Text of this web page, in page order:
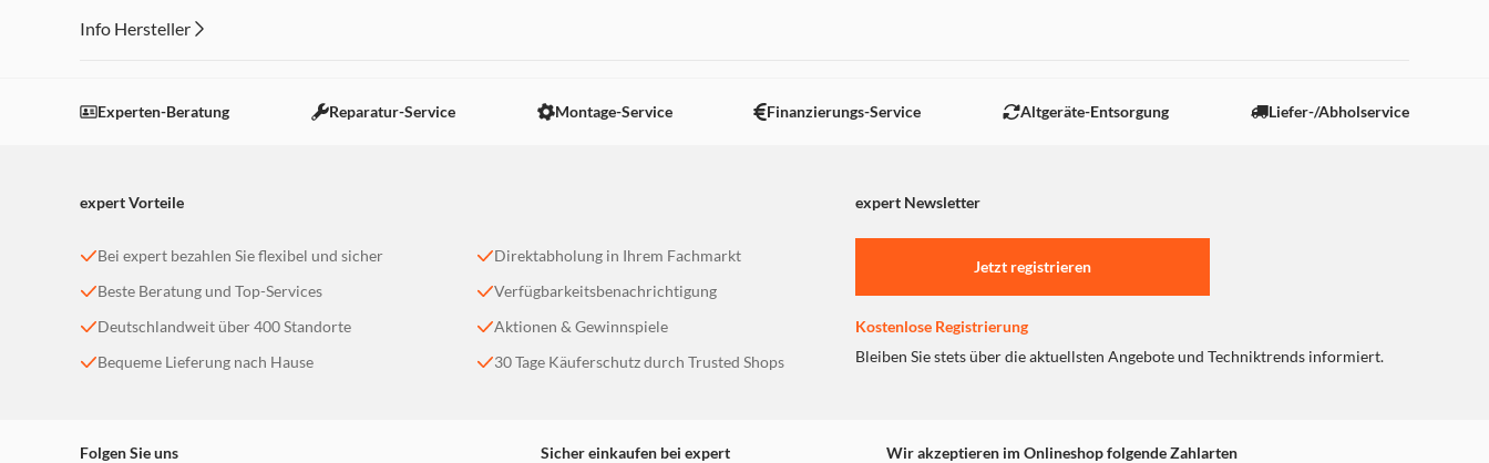
Info Hersteller
Einstellungen anpassen
Experten-Beratung Reparatur-Service Montage-Service Finanzierungs-Service Altgeräte-Entsorgung Liefer-/Abholservice
expert Vorteile expert Newsletter
Bei expert bezahlen Sie flexibel und sicher
Beste Beratung und Top-Services
Deutschlandweit über 400 Standorte
Bequeme Lieferung nach Hause
Direktabholung in Ihrem Fachmarkt
Verfügbarkeitsbenachrichtigung
Aktionen & Gewinnspiele
30 Tage Käuferschutz durch Trusted Shops
Jetzt registrieren
Kostenlose Registrierung
Bleiben Sie stets über die aktuellsten Angebote und Techniktrends informiert.
Folgen Sie uns Sicher einkaufen bei expert Wir akzeptieren im Onlineshop folgende Zahlarten